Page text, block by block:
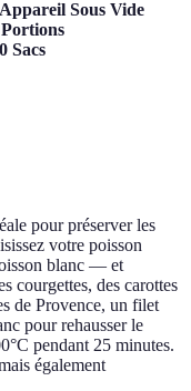
Sous Vide
Sacs
pour préserver les
votre poisson
blanc — et
courgettes, des carottes
de Provence, un filet
pour rehausser le
pendant 25 minutes.
également